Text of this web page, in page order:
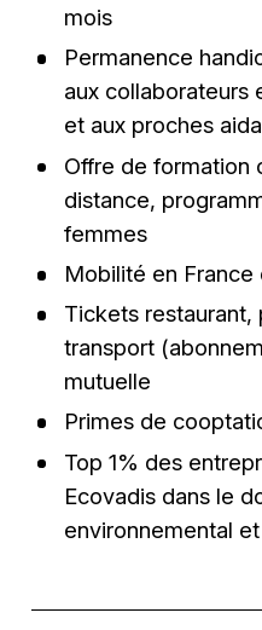
mois
Permanence
aux collaborateurs
et aux proches
Offre de formation
distance,
femmes
Mobilité en France
Tickets
transport
mutuelle
Primes de
Top 1% des
Ecovadis dans le
environnemental